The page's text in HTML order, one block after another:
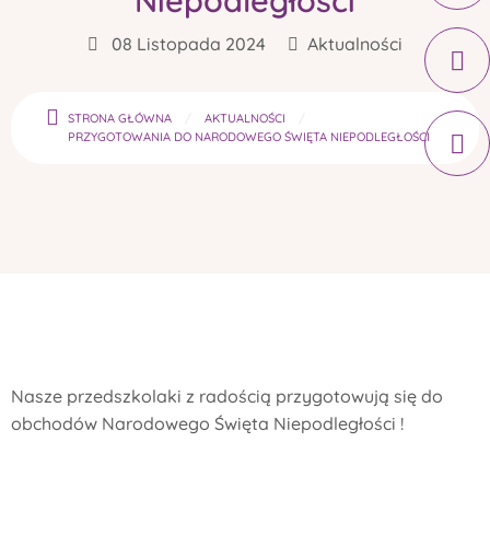
08 Listopada 2024 Aktualności
STRONA GŁÓWNA
AKTUALNOŚCI
PRZYGOTOWANIA DO NARODOWEGO ŚWIĘTA NIEPODLEGŁOŚCI
Nasze przedszkolaki z radością przygotowują się do
obchodów Narodowego Święta Niepodległości !